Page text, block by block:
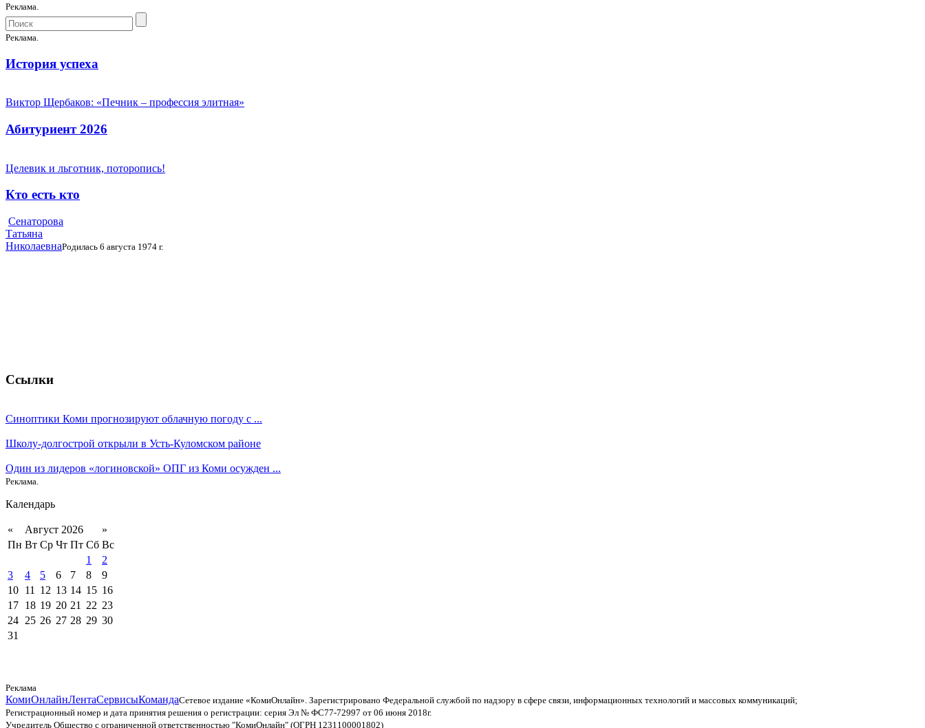
Реклама.
Реклама.
История успеха
Виктор Щербаков: «Печник – профессия элитная»
Абитуриент 2026
Целевик и льготник, поторопись!
Кто есть кто
Сенаторова
Татьяна
НиколаевнаРодилась 6 августа 1974 г.
Ссылки
Синоптики Коми прогнозируют облачную погоду с ...
Школу-долгострой открыли в Усть-Куломском районе
Один из лидеров «логиновской» ОПГ из Коми осужден ...
Реклама.
Календарь
« Август 2026
»
Пн Вт Ср Чт Пт Сб Вс
1
2
3
4 5 6 7 8
9
10 11 12 13 14 15 16
17 18 19 20 21 22 23
24 25 26 27 28 29 30
31
Реклама
КомиОнлайнЛентаСервисыКомандаСетевое издание «КомиОнлайн». Зарегистрировано Федеральной службой по надзору в сфере связи, информационных технологий и массовых коммуникаций;
Регистрационный номер и дата принятия решения о регистрации: серия Эл № ФС77-72997 от 06 июня 2018г.
Учредитель Общество с ограниченной ответственностью "КомиОнлайн" (ОГРН 1231100001802)